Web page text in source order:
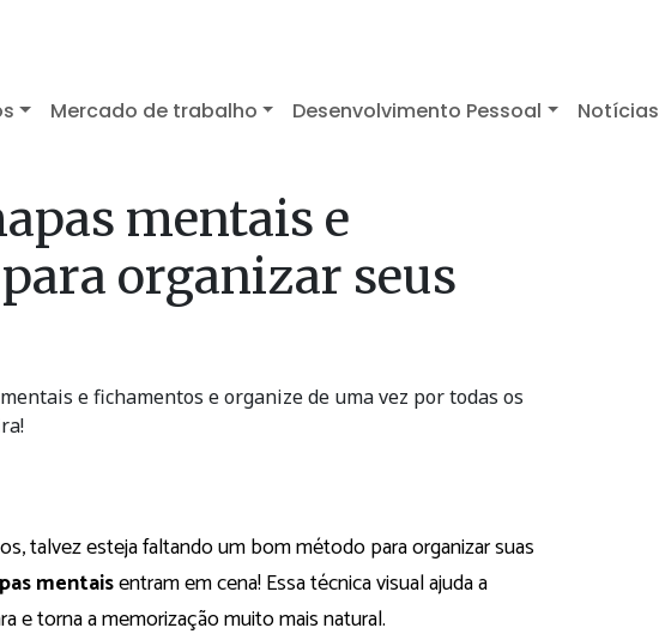
Mercado de trabalho Desenvolvimento Pessoal Notícias
mentais e
organizar seus
e fichamentos e organize de uma vez por todas os
talvez esteja faltando um bom método para organizar suas
mentaisentram em cena! Essa técnica visual ajuda a
e torna a memorização muito mais natural.